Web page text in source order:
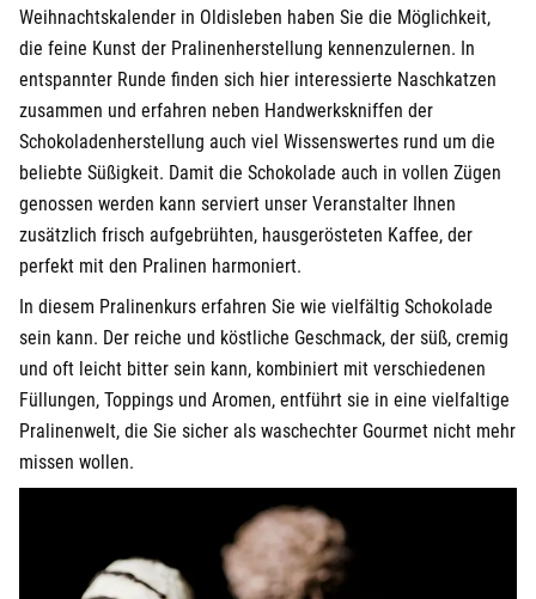
Weihnachtskalender in Oldisleben haben Sie die Möglichkeit,
die feine Kunst der Pralinenherstellung kennenzulernen. In
entspannter Runde finden sich hier interessierte Naschkatzen
zusammen und erfahren neben Handwerkskniffen der
Schokoladenherstellung auch viel Wissenswertes rund um die
beliebte Süßigkeit. Damit die Schokolade auch in vollen Zügen
genossen werden kann serviert unser Veranstalter Ihnen
zusätzlich frisch aufgebrühten, hausgerösteten Kaffee, der
perfekt mit den Pralinen harmoniert.
In diesem Pralinenkurs erfahren Sie wie vielfältig Schokolade
sein kann. Der reiche und köstliche Geschmack, der süß, cremig
und oft leicht bitter sein kann, kombiniert mit verschiedenen
Füllungen, Toppings und Aromen, entführt sie in eine vielfaltige
Pralinenwelt, die Sie sicher als waschechter Gourmet nicht mehr
missen wollen.